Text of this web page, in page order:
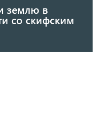
землю в
со скифским